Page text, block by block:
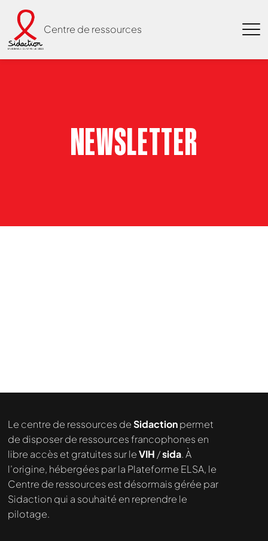
Centre de ressources
NEWSLETTER
Le centre de ressources deSidactionpermet
de disposer de ressources francophones en
libre accès et gratuites sur leVIH /sida. À
l’origine, hébergées par la Plateforme ELSA, le
Centre de ressources est désormais gérée par
Sidaction qui a souhaité en reprendre le
pilotage.